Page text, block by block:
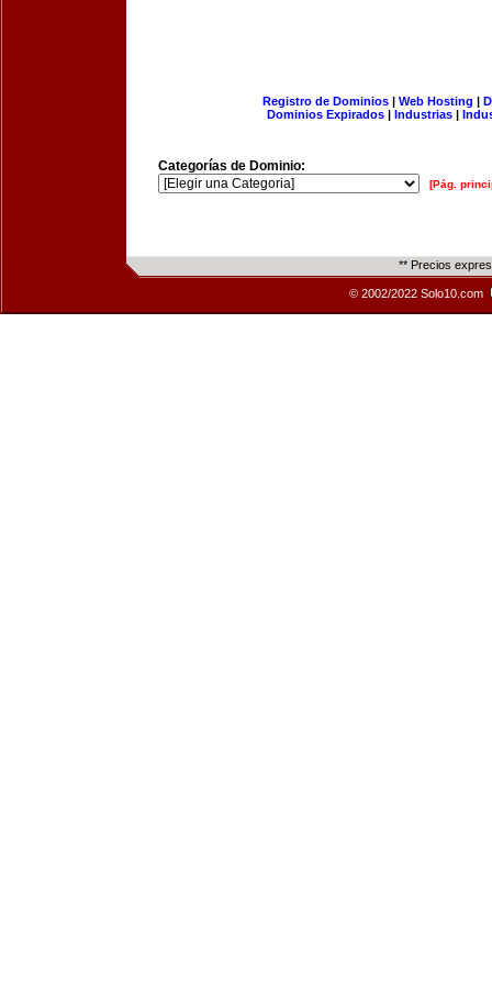
Registro de Dominios| Web Hosting |
Dominios Expirados | Industrias |
Categorías de Dominio:
[Pág.
** Precios
© 2002/2022 Solo10.com